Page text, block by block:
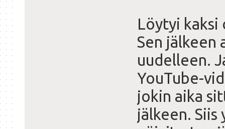
Löytyi kaksi
Sen jälkeen
uudelleen.
YouTube-
jokin aika
jälkeen.